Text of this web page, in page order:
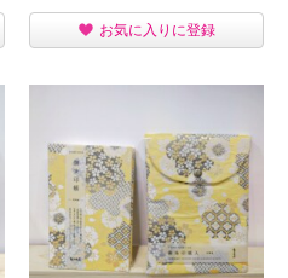
お気に入りに登録